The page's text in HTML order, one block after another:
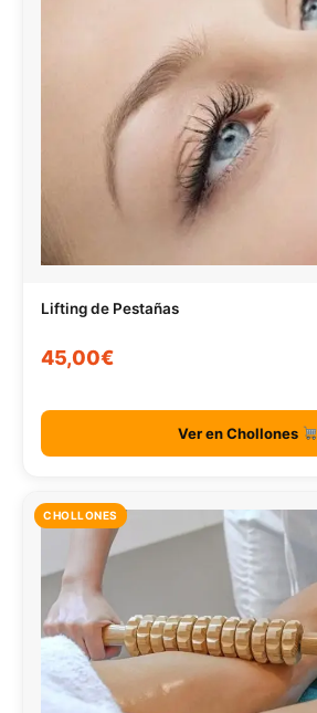
Lifting de Pestañas
45,00€
Ver en Chollones
CHOLLONES